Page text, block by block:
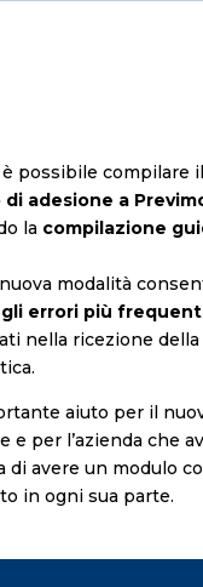
possibile compilare il
di adesione a
la compilazione
modalità
errori più
nella ricezione della
aiuto per il
e per l’azienda che
di avere un modulo
in ogni sua parte.